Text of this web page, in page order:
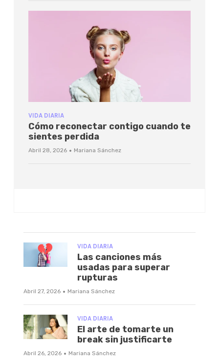
VIDA DIARIA
Cómo reconectar contigo cuando te
sientes perdida
Abril 28, 2026 · Mariana Sánchez
VIDA DIARIA
Las canciones más
usadas para superar
rupturas
Abril 27, 2026 · Mariana Sánchez
VIDA DIARIA
El arte de tomarte un
break sin justificarte
Abril 26, 2026 · Mariana Sánchez